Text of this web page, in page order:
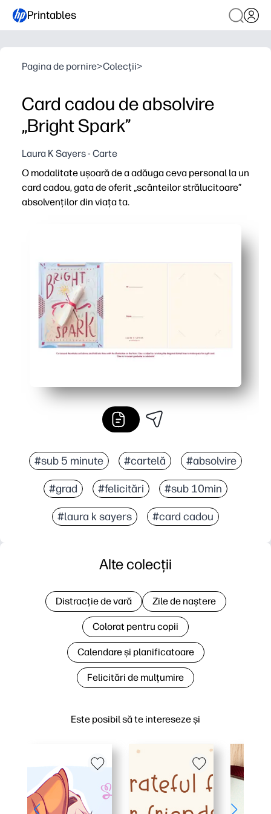
Printables
Pagina de pornire>Colecții>
Card cadou de absolvire
„Bright Spark”
Laura K Sayers - Carte
O modalitate ușoară de a adăuga ceva personal la un
card cadou, gata de oferit „scânteilor strălucitoare”
absolvenților din viața ta.
Ridică orice card cadou într-un suvenir - adăugați un
Perfect pentru sărbătorile acasă sau în clasă -
Designul jucăuș, cu tematică de absolvire,
#sub 5 minute #cartelă #absolvire
#grad #felicitări #sub 10min
#laura k sayers #card cadou
Este posibil să te intereseze și
Alte colecții
Distracție de vară Zile de naștere
Colorat pentru copii
Calendare și planificatoare
Felicitări de mulțumire